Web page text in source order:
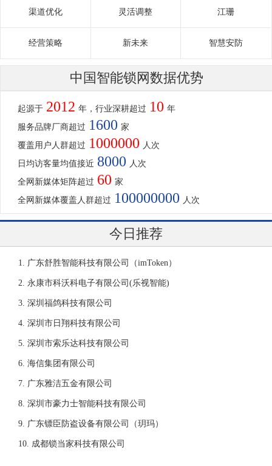
渠道优化 灵活调整 江珊
经营策略 新未来 智慧安防
中国智能锁网数据优势
起源于 2012 年，行业深耕超过 10 年
服务品牌厂商超过 1600 家
覆盖用户人群超过 1000000 人次
日均访客量均值接近 8000 人次
全网新媒体矩阵超过 60 家
全网新媒体覆盖人群超过 100000000 人次
今日推荐
广东舒胜智能科技有限公司（imToken）
永康市科沃科电子有限公司(乐视智能)
深圳福鸽科技有限公司
深圳市日翔科技有限公司
深圳市索乐达科技有限公司
海信集团有限公司
广东雅洁五金有限公司
深圳市豪力士智能科技有限公司
广东镖臣防盗设备有限公司（玥玛）
成都锁当家科技有限公司